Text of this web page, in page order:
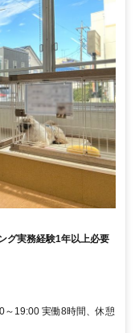
グ実務経験1年以上必要
～19:00 実働8時間、休憩